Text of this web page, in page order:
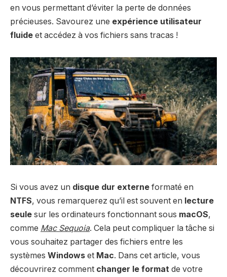
en vous permettant d’éviter la perte de données
précieuses. Savourez une expérience utilisateur
fluide et accédez à vos fichiers sans tracas !
Si vous avez un disque dur externe formaté en
NTFS, vous remarquerez qu’il est souvent en lecture
seule sur les ordinateurs fonctionnant sous macOS,
comme Mac Sequoia. Cela peut compliquer la tâche si
vous souhaitez partager des fichiers entre les
systèmes Windows et Mac. Dans cet article, vous
découvrirez comment changer le format de votre